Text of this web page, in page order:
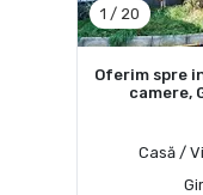
1 / 20
Oferim spre
camere,
Casă /